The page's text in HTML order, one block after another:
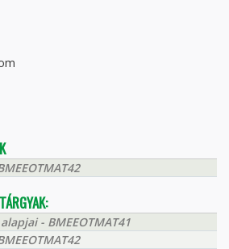
- BMEEOTMAT41